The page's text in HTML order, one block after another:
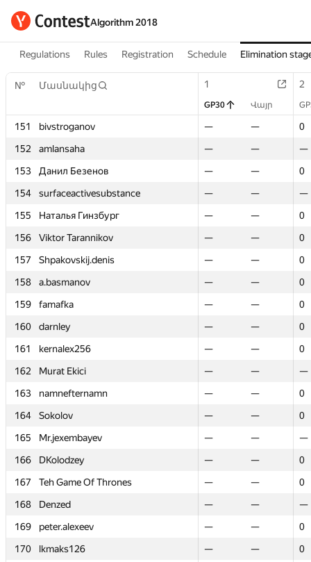
Algorithm 2018
Regulations Rules Registration Schedule Elimination
№ Մասնակից 1 2
GP30 Վայր
151 bivstroganov — —
0
152
amlansaha — —
—
153
Данил Безенов — —
0
154
surfaceactivesubstance — —
—
155
Наталья Гинзбург — —
0
156
Viktor Tarannikov — —
0
157
Shpakovskij.denis — —
0
158
a.basmanov — —
0
159
famafka — —
0
160
darnley — —
0
161
kernalex256 — —
0
162
Murat Ekici — —
—
163
namnefternamn — —
0
164
Sokolov — —
0
165
Mr.jexembayev — —
—
166
DKolodzey — —
0
167
Teh Game Of Thrones — —
0
168
Denzed — —
—
169
peter.alexeev — —
0
170
lkmaks126 — —
0
№ Մասնակից 1 2
GP30 Վայր
151 bivstroganov — —
0
152
amlansaha — —
—
153
Данил Безенов — —
0
154
surfaceactivesubstance — —
—
155
Наталья Гинзбург — —
0
156
Viktor Tarannikov — —
0
157
Shpakovskij.denis — —
0
158
a.basmanov — —
0
159
famafka — —
0
160
darnley — —
0
161
kernalex256 — —
0
162
Murat Ekici — —
—
163
namnefternamn — —
0
164
Sokolov — —
0
165
Mr.jexembayev — —
—
166
DKolodzey — —
0
167
Teh Game Of Thrones — —
0
168
Denzed — —
—
169
peter.alexeev — —
0
170
lkmaks126 — —
0